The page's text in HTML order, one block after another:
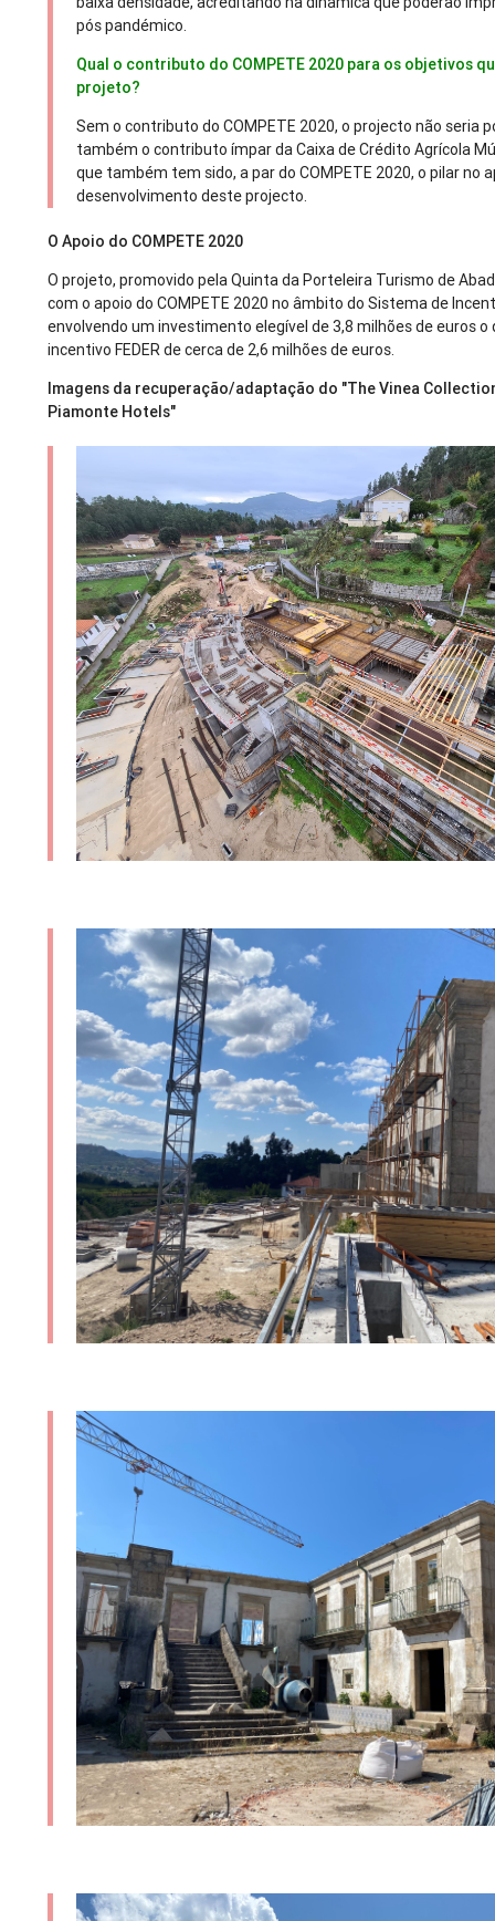
pós pandémico.
Qual o contributo do COMPETE 2020 para os objetivos
projeto?
Sem o contributo do COMPETE 2020, o projecto não seria
também o contributo ímpar da Caixa de Crédito Agrícola
que também tem sido, a par do COMPETE 2020, o pilar no
desenvolvimento deste projecto.
O Apoio do COMPETE 2020
O projeto, promovido pela Quinta da Porteleira Turismo de
com o apoio do COMPETE 2020 no âmbito do Sistema de
envolvendo um investimento elegível de 3,8 milhões de euros
incentivo FEDER de cerca de 2,6 milhões de euros.
Imagens da recuperação/adaptação do "The Vinea
Piamonte Hotels"